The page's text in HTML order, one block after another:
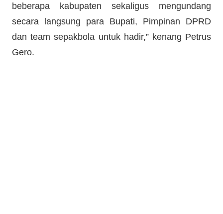
beberapa kabupaten sekaligus mengundang
secara langsung para Bupati, Pimpinan DPRD
dan team sepakbola untuk hadir,” kenang Petrus
Gero.